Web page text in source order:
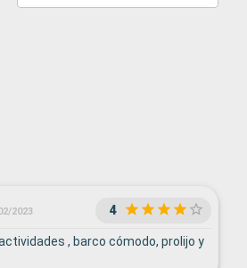
2023 4
, barco cómodo, prolijo y